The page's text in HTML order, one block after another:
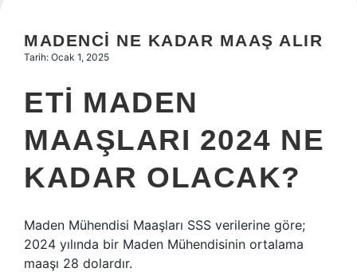
Hakkımızda
MADENCI NE KADAR MAAŞ ALIR
Tarih: Ocak 1, 2025
ETI MADEN
MAAŞLARI 2024 NE
KADAR OLACAK?
Maden Mühendisi Maaşları SSS verilerine göre;
2024 yılında bir Maden Mühendisinin ortalama
maaşı 28 dolardır.